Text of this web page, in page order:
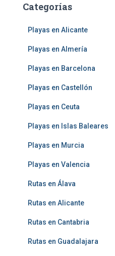
Categorías
Playas en Alicante
Playas en Almería
Playas en Barcelona
Playas en Castellón
Playas en Ceuta
Playas en Islas Baleares
Playas en Murcia
Playas en Valencia
Rutas en Álava
Rutas en Alicante
Rutas en Cantabria
Rutas en Guadalajara